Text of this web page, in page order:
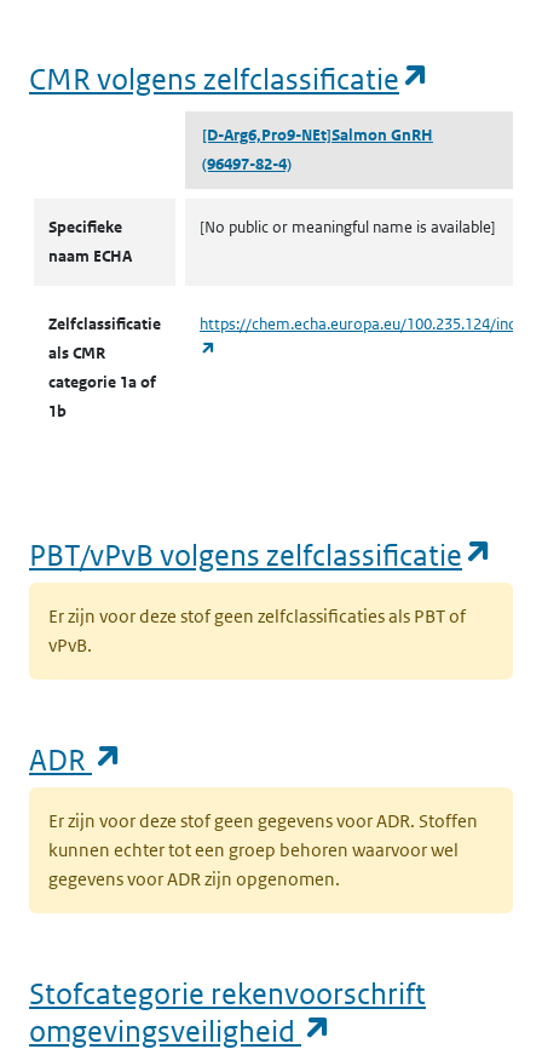
CMR volgens zelfclassificatie
[D-Arg6,Pro9-NEt]Salmon GnRH
(96497-82-4)
Specifieke
naam ECHA
[No public or meaningful name is available]
Zelfclassificatie
als CMR
categorie 1a of
1b
https://chem.echa.europa.eu/100.235.124/
PBT/vPvB volgens zelfclassificatie
Er zijn voor deze stof geen zelfclassificaties als PBT of
vPvB.
ADR
Er zijn voor deze stof geen gegevens voor ADR. Stoffen
kunnen echter tot een groep behoren waarvoor wel
gegevens voor ADR zijn opgenomen.
Stofcategorie rekenvoorschrift
omgevingsveiligheid